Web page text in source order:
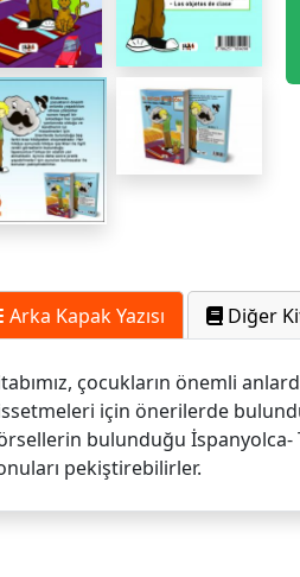
Arka Kapak Yazısı Diğer
çocukların önemli
için önerilerde
bulunduğu İspanyolca-
pekiştirebilirler.